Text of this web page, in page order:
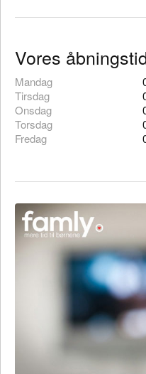
Vores
Mandag
Tirsdag
Onsdag
Torsdag
Fredag